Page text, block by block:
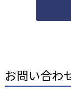
お問い合わ